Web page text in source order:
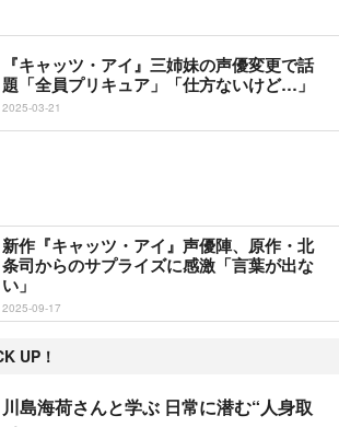
『キャッツ・アイ』三姉妹の声優変更で話
題「全員プリキュア」「仕方ないけど…」
2025-03-21
新作『キャッツ・アイ』声優陣、原作・北
条司からのサプライズに感激「言葉が出な
い」
2025-09-17
UP！
川島海荷さんと学ぶ 日常に潜む“人身取